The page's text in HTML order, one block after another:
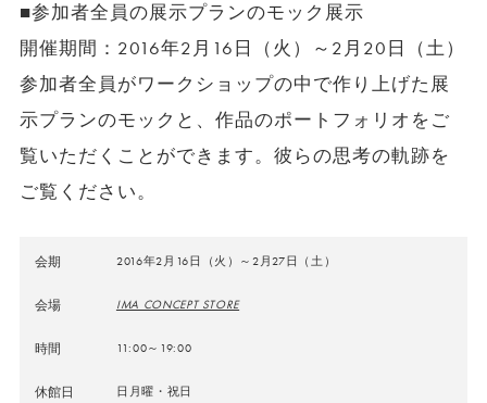
■参加者全員の展示プランのモック展示
開催期間：2016年2月16日（火）～2月20日（土）
参加者全員がワークショップの中で作り上げた展
示プランのモックと、作品のポートフォリオをご
覧いただくことができます。彼らの思考の軌跡を
ご覧ください。
会期 2016年2月16日（火）～2月27日（土）
会場 IMA CONCEPT STORE
時間 11:00～19:00
休館日 日月曜・祝日